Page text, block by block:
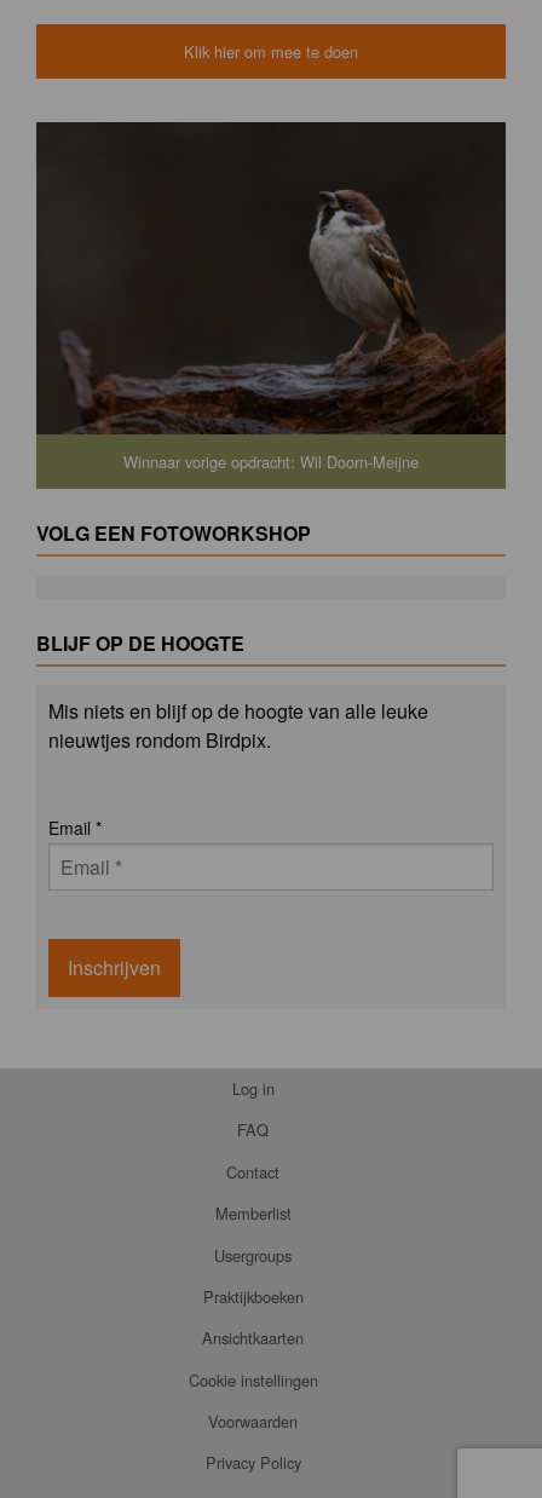
Klik hier om mee te doen
Winnaar vorige opdracht: Wil Doorn-Meijne
VOLG EEN FOTOWORKSHOP
BLIJF OP DE HOOGTE
Mis niets en blijf op de hoogte van alle leuke
nieuwtjes rondom Birdpix.
Email *
Inschrijven
Log in
FAQ
Contact
Memberlist
Usergroups
Praktijkboeken
Ansichtkaarten
Cookie instellingen
Voorwaarden
Privacy Policy